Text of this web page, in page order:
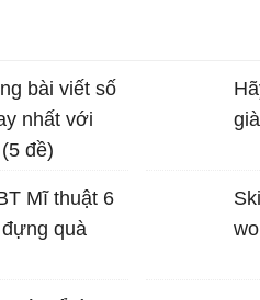
bài viết số
nhất với
đề)
Mĩ thuật 6
quà